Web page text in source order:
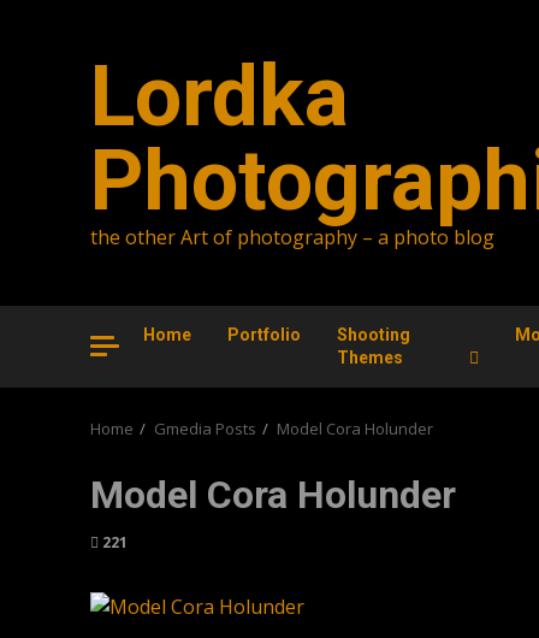
Lordka
the other Art of photography – a photo blog
Home Portfolio
Shooting
Themes
Home Gmedia Posts Model Cora Holunder
Model Cora Holunder
221